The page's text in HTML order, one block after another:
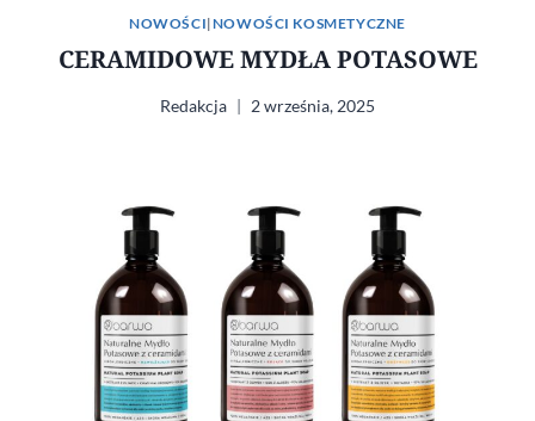
NOWOŚCI|NOWOŚCI KOSMETYCZNE
CERAMIDOWE MYDŁA POTASOWE
Redakcja 2 września, 2025